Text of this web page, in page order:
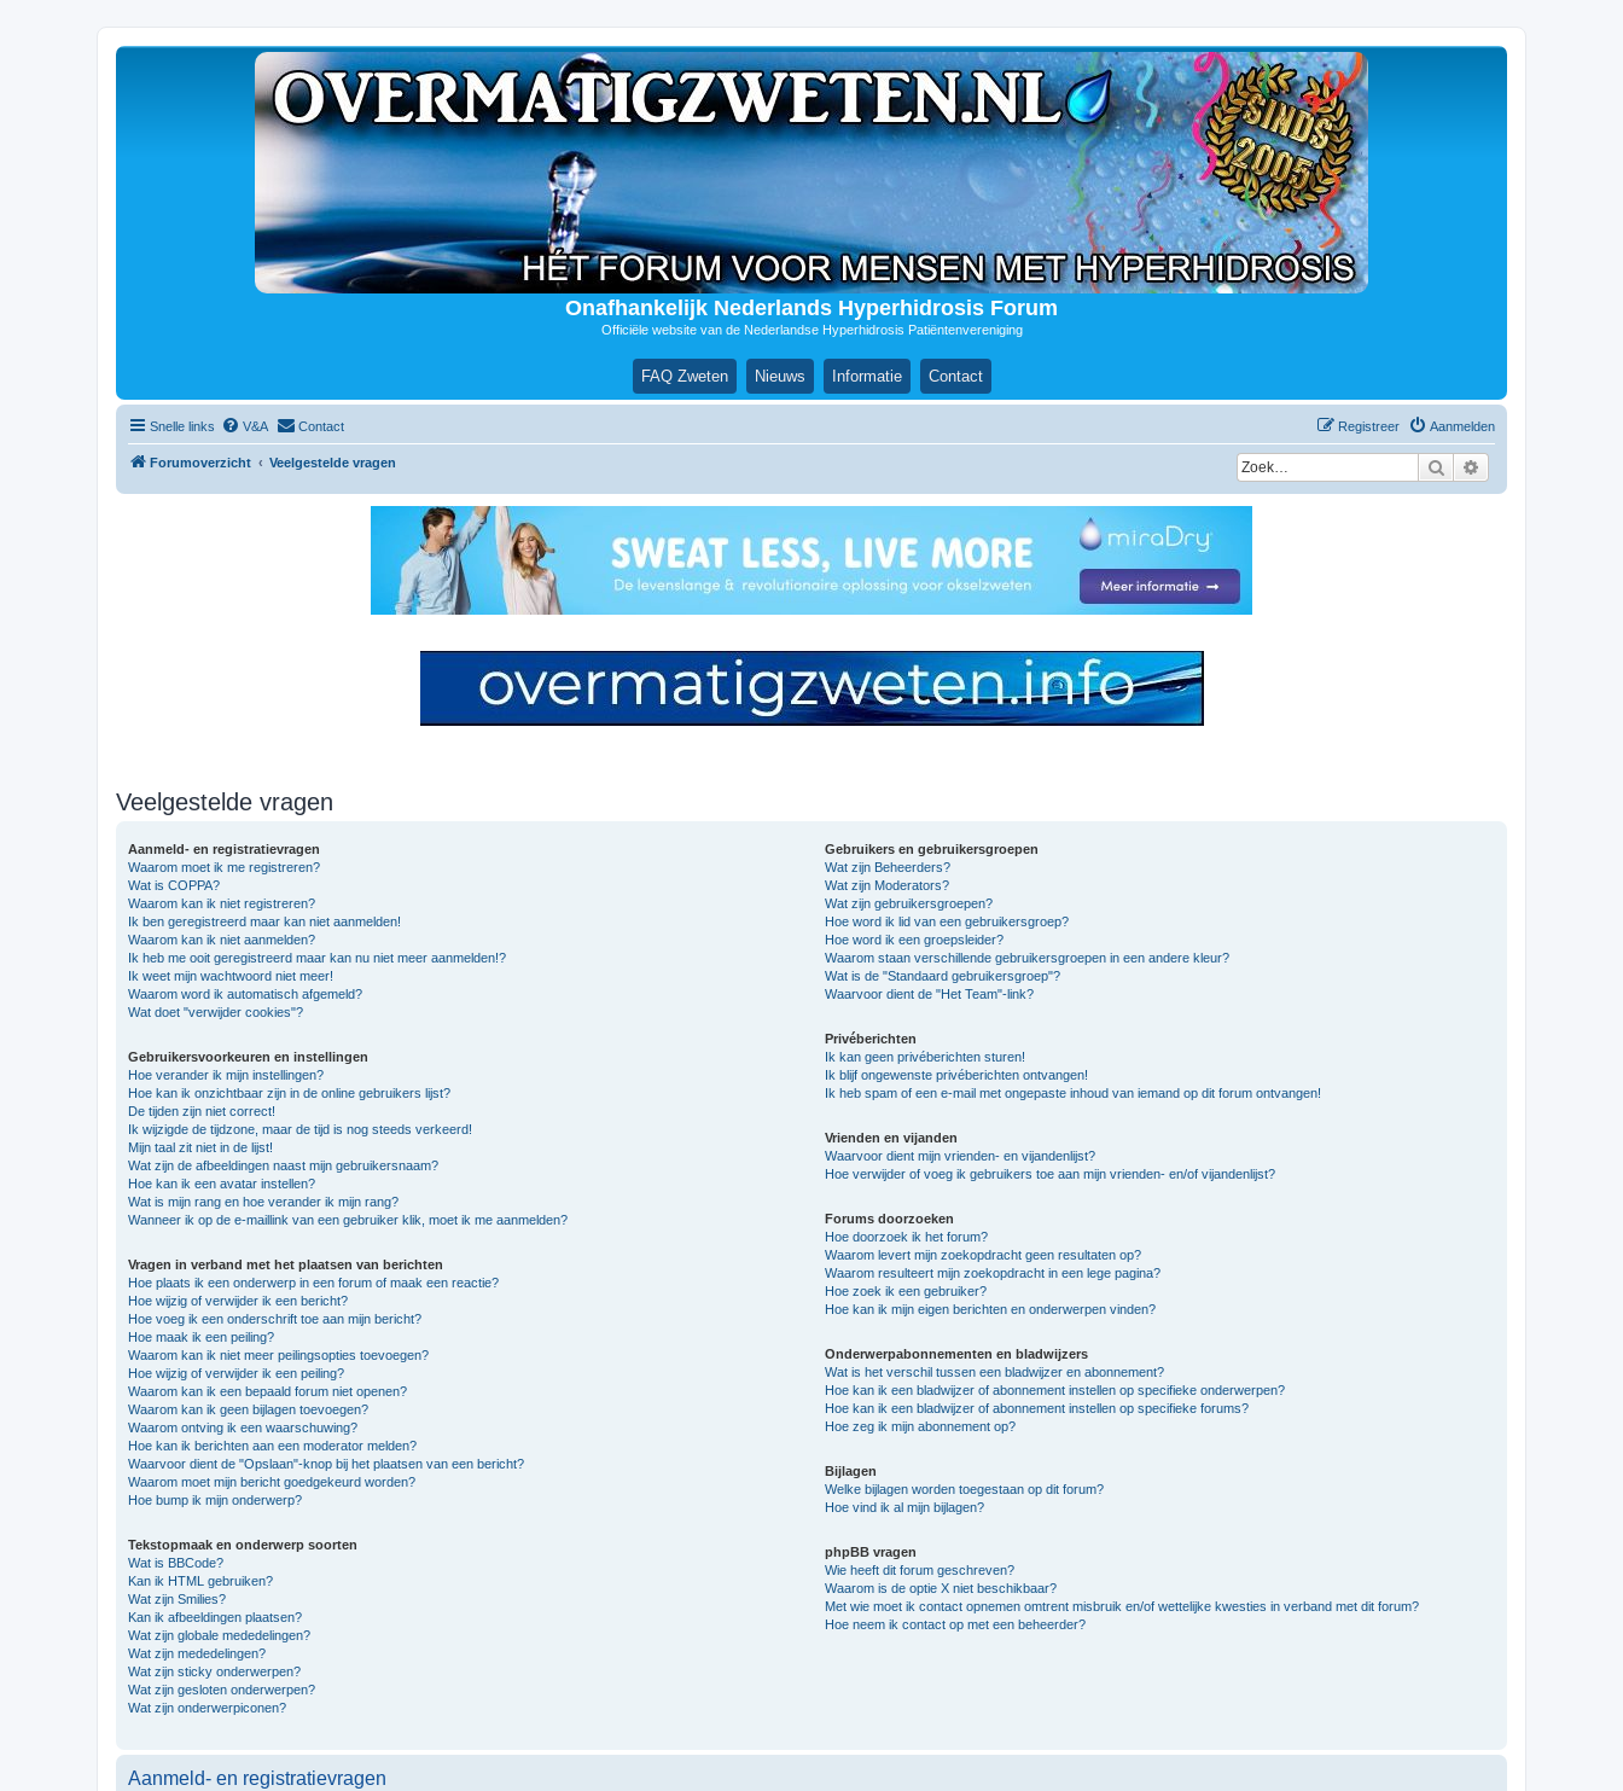
Onafhankelijk Nederlands Hyperhidrosis Forum
Officiële website van de Nederlandse Hyperhidrosis Patiëntenvereniging
FAQ Zweten Nieuws Informatie Contact
Snelle links V&A Contact Aanmelden
Registreer
Forumoverzicht Veelgestelde vragen Zoek
Veelgestelde vragen
Aanmeld- en registratievragen
Waarom moet ik me registreren?
Wat is COPPA?
Waarom kan ik niet registreren?
Ik ben geregistreerd maar kan niet aanmelden!
Waarom kan ik niet aanmelden?
Ik heb me ooit geregistreerd maar kan nu niet meer aanmelden!?
Ik weet mijn wachtwoord niet meer!
Waarom word ik automatisch afgemeld?
Wat doet "verwijder cookies"?
Gebruikersvoorkeuren en instellingen
Hoe verander ik mijn instellingen?
Hoe kan ik onzichtbaar zijn in de online gebruikers lijst?
De tijden zijn niet correct!
Ik wijzigde de tijdzone, maar de tijd is nog steeds verkeerd!
Mijn taal zit niet in de lijst!
Wat zijn de afbeeldingen naast mijn gebruikersnaam?
Hoe kan ik een avatar instellen?
Wat is mijn rang en hoe verander ik mijn rang?
Wanneer ik op de e-maillink van een gebruiker klik, moet ik me aanmelden?
Vragen in verband met het plaatsen van berichten
Hoe plaats ik een onderwerp in een forum of maak een reactie?
Hoe wijzig of verwijder ik een bericht?
Hoe voeg ik een onderschrift toe aan mijn bericht?
Hoe maak ik een peiling?
Waarom kan ik niet meer peilingsopties toevoegen?
Hoe wijzig of verwijder ik een peiling?
Waarom kan ik een bepaald forum niet openen?
Waarom kan ik geen bijlagen toevoegen?
Waarom ontving ik een waarschuwing?
Hoe kan ik berichten aan een moderator melden?
Waarvoor dient de "Opslaan"-knop bij het plaatsen van een bericht?
Waarom moet mijn bericht goedgekeurd worden?
Hoe bump ik mijn onderwerp?
Tekstopmaak en onderwerp soorten
Wat is BBCode?
Kan ik HTML gebruiken?
Wat zijn Smilies?
Kan ik afbeeldingen plaatsen?
Wat zijn globale mededelingen?
Wat zijn mededelingen?
Wat zijn sticky onderwerpen?
Wat zijn gesloten onderwerpen?
Wat zijn onderwerpiconen?
Gebruikers en gebruikersgroepen
Wat zijn Beheerders?
Wat zijn Moderators?
Wat zijn gebruikersgroepen?
Hoe word ik lid van een gebruikersgroep?
Hoe word ik een groepsleider?
Waarom staan verschillende gebruikersgroepen in een andere kleur?
Wat is de "Standaard gebruikersgroep"?
Waarvoor dient de "Het Team"-link?
Privéberichten
Ik kan geen privéberichten sturen!
Ik blijf ongewenste privéberichten ontvangen!
Ik heb spam of een e-mail met ongepaste inhoud van iemand op dit forum ontvangen!
Vrienden en vijanden
Waarvoor dient mijn vrienden- en vijandenlijst?
Hoe verwijder of voeg ik gebruikers toe aan mijn vrienden- en/of vijandenlijst?
Forums doorzoeken
Hoe doorzoek ik het forum?
Waarom levert mijn zoekopdracht geen resultaten op?
Waarom resulteert mijn zoekopdracht in een lege pagina?
Hoe zoek ik een gebruiker?
Hoe kan ik mijn eigen berichten en onderwerpen vinden?
Onderwerpabonnementen en bladwijzers
Wat is het verschil tussen een bladwijzer en abonnement?
Hoe kan ik een bladwijzer of abonnement instellen op specifieke onderwerpen?
Hoe kan ik een bladwijzer of abonnement instellen op specifieke forums?
Hoe zeg ik mijn abonnement op?
Bijlagen
Welke bijlagen worden toegestaan op dit forum?
Hoe vind ik al mijn bijlagen?
phpBB vragen
Wie heeft dit forum geschreven?
Waarom is de optie X niet beschikbaar?
Met wie moet ik contact opnemen omtrent misbruik en/of wettelijke kwesties in verband met dit forum?
Hoe neem ik contact op met een beheerder?
Aanmeld- en registratievragen